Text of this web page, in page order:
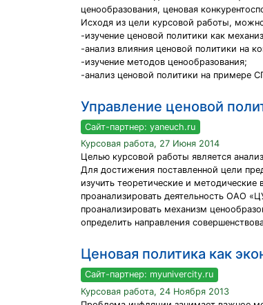
ценообразования, ценовая
Исходя из цели курсовой работы,
-изучение ценовой политики как
-анализ влияния ценовой политики на
-изучение методов ценообразования;
-анализ ценовой политики на примере
Управление ценовой
Сайт-партнер: yaneuch.ru
Курсовая работа, 27 Июня 2014
Целью курсовой работы является
Для достижения поставленной цели
изучить теоретические и методические
проанализировать деятельность ОАО
проанализировать механизм
определить направления
Ценовая политика как
Сайт-партнер: myunivercity.ru
Курсовая работа, 24 Ноября 2013